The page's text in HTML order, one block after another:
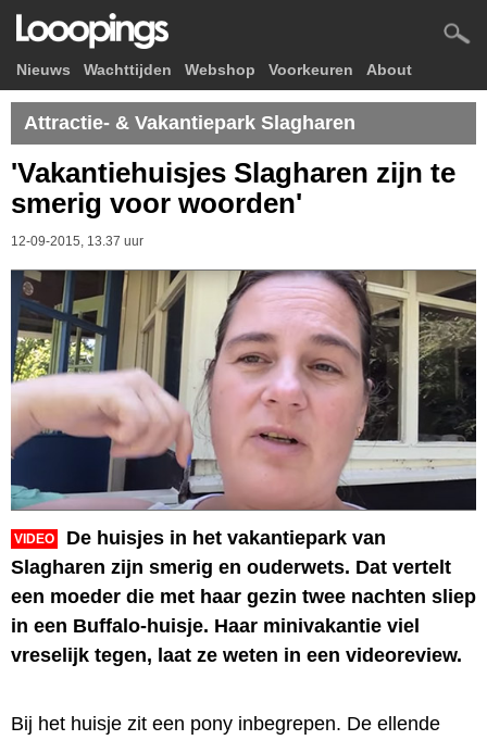
Nieuws Wachttijden Webshop Voorkeuren About
Attractie- & Vakantiepark Slagharen
'Vakantiehuisjes Slagharen zijn te
smerig voor woorden'
12-09-2015, 13.37 uur
VIDEO
De huisjes in het vakantiepark van
Slagharen zijn smerig en ouderwets. Dat vertelt
een moeder die met haar gezin twee nachten sliep
in een Buffalo-huisje. Haar minivakantie viel
vreselijk tegen, laat ze weten in een videoreview.
Bij het huisje zit een pony inbegrepen. De ellende